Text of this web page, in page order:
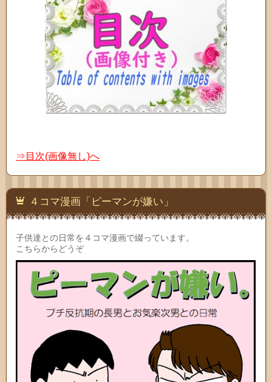
⇒目次(画像無し)へ
４コマ漫画「ピーマンが嫌い」
子供達との日常を４コマ漫画で綴っています。
こちらからどうぞ